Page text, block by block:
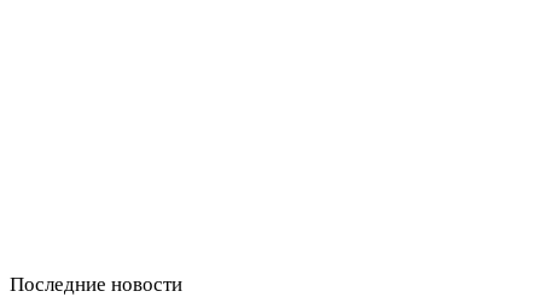
Последние новости